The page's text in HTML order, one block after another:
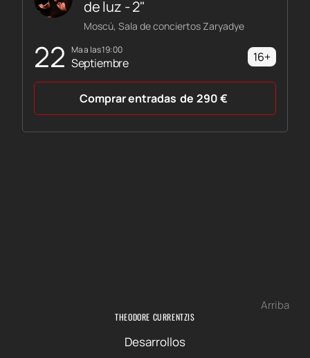
22 ma a las 19:00
Septiembre
de luz - 2"
Moscú, Sala de conciertos Zaryadye
16+
Comprar entradas de 290€
Arriba
THEODORE CURRENTZIS
Desarrollos